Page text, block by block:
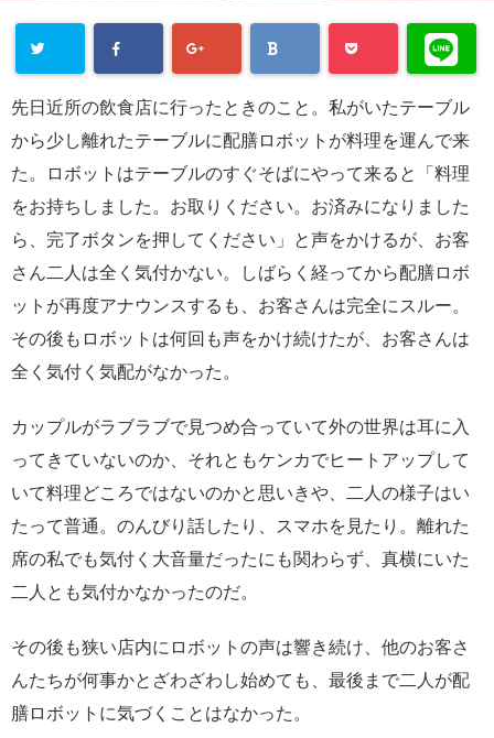
先日近所の飲食店に行ったときのこと。私がいたテーブル
から少し離れたテーブルに配膳ロボットが料理を運んで来
た。ロボットはテーブルのすぐそばにやって来ると「料理
をお持ちしました。お取りください。お済みになりました
ら、完了ボタンを押してください」と声をかけるが、お客
さん二人は全く気付かない。しばらく経ってから配膳ロボ
ットが再度アナウンスするも、お客さんは完全にスルー。
その後もロボットは何回も声をかけ続けたが、お客さんは
全く気付く気配がなかった。
カップルがラブラブで見つめ合っていて外の世界は耳に入
ってきていないのか、それともケンカでヒートアップして
いて料理どころではないのかと思いきや、二人の様子はい
たって普通。のんびり話したり、スマホを見たり。離れた
席の私でも気付く大音量だったにも関わらず、真横にいた
二人とも気付かなかったのだ。
その後も狭い店内にロボットの声は響き続け、他のお客さ
んたちが何事かとざわざわし始めても、最後まで二人が配
膳ロボットに気づくことはなかった。